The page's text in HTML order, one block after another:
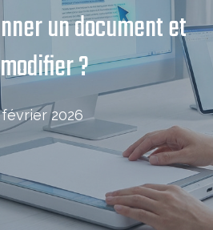
un document et
?
février 2026